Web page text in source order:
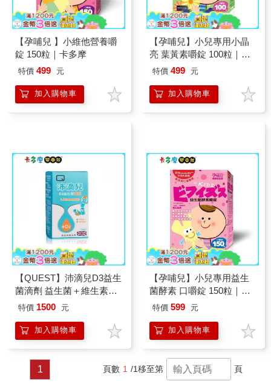
【孕哺兒 】小維他營養嚼
錠 150粒｜卡多摩
特價 499 元
加入購物車
【孕哺兒】小兒專用小晶
亮 葉黃素嚼錠 100粒｜卡
多摩
特價 499 元
加入購物車
【QUEST】沛滴兒D3益生
菌滴劑 益生菌＋維生素D
｜卡多摩
特價 1500 元
加入購物車
【孕哺兒】小兒專用益生
菌酵素 口嚼錠 150粒｜卡
多摩
特價 599 元
加入購物車
1 頁數 1 /1移至第 頁